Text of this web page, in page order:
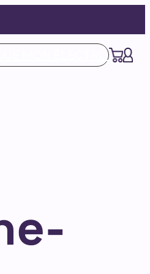
MON ÉLECTRO